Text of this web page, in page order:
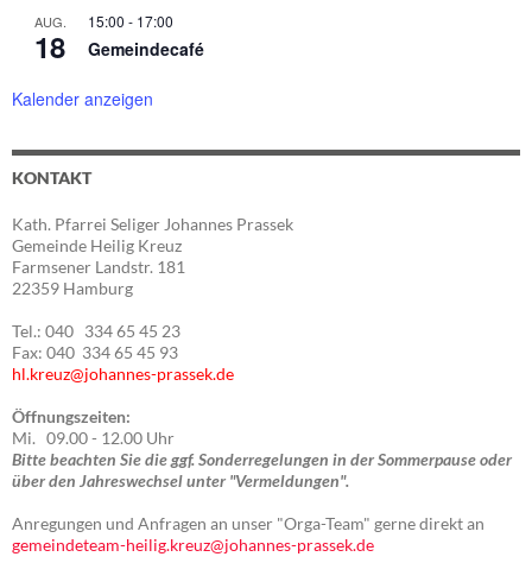
AUG.
18
15:00 - 17:00
Gemeindecafé
Kalender anzeigen
KONTAKT
Kath. Pfarrei Seliger Johannes Prassek
Gemeinde Heilig Kreuz
Farmsener Landstr. 181
22359 Hamburg
Tel.: 040 334 65 45 23
Fax: 040 334 65 45 93
hl.kreuz@johannes-prassek.de
Öffnungszeiten:
Mi. 09.00 - 12.00 Uhr
Bitte beachten Sie die ggf. Sonderregelungen in der Sommerpause oder
über den Jahreswechsel unter "Vermeldungen".
Anregungen und Anfragen an unser "Orga-Team" gerne direkt an
gemeindeteam-heilig.kreuz@johannes-prassek.de